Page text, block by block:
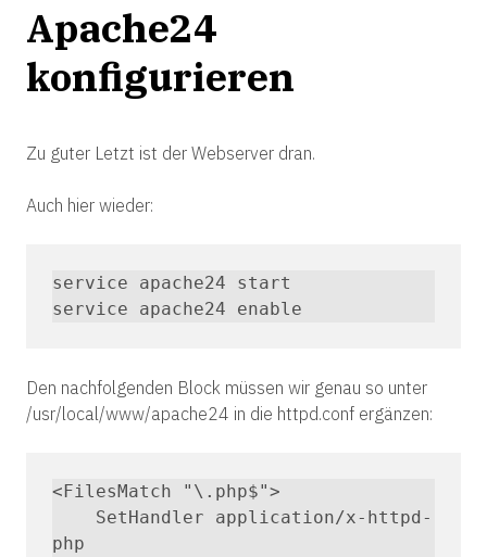
Apache24
konfigurieren
Zu guter Letzt ist der Webserver dran.
Auch hier wieder:
service apache24 start
service apache24 enable
Den nachfolgenden Block müssen wir genau so unter
/usr/local/www/apache24 in die httpd.conf ergänzen:
<FilesMatch "\.php$">
php